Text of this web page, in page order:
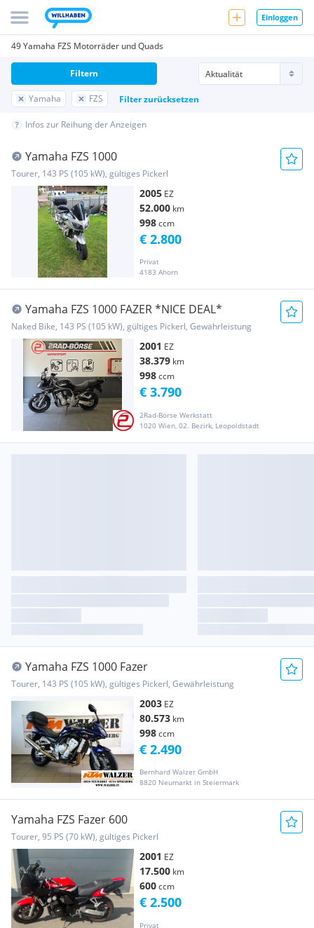
Einloggen
49 Yamaha FZS Motorräder und Quads
Yamaha FZS Filter zurücksetzen
Filtern
Infos zur Reihung der Anzeigen
Yamaha FZS 1000
Tourer, 143 PS (105 kW), gültiges Pickerl
2005 EZ
52.000 km
998ccm
Privat
4183 Ahorn
€ 2.800
Yamaha FZS 1000 FAZER *NICE DEAL*
Naked Bike, 143 PS (105 kW), gültiges Pickerl, Gewährleistung
2001 EZ
38.379 km
998ccm
2Rad-Börse Werkstatt
1020 Wien, 02. Bezirk, Leopoldstadt
€ 3.790
Yamaha FZS 1000 Fazer
Tourer, 143 PS (105 kW), gültiges Pickerl, Gewährleistung
2003 EZ
80.573 km
998ccm
Bernhard Walzer GmbH
8820 Neumarkt in Steiermark
€ 2.490
Yamaha FZS Fazer 600
Tourer, 95 PS (70 kW), gültiges Pickerl
2001 EZ
17.500 km
600ccm
Privat
€ 2.500